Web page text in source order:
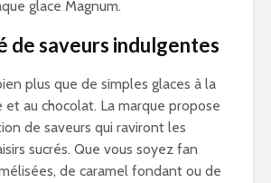
glace Magnum.
de saveurs indulgentes
plus que de simples glaces à la
et au chocolat. La marque propose
de saveurs qui raviront les
sucrés. Que vous soyez fan
de caramel fondant ou de